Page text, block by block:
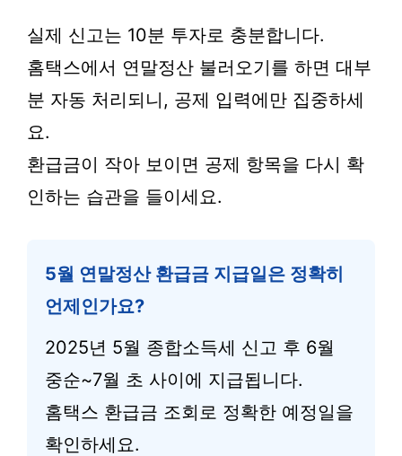
실제 신고는 10분 투자로 충분합니다.
홈택스에서 연말정산 불러오기를 하면 대부
분 자동 처리되니, 공제 입력에만 집중하세
요.
환급금이 작아 보이면 공제 항목을 다시 확
인하는 습관을 들이세요.
5월 연말정산 환급금 지급일은 정확히
언제인가요?
2025년 5월 종합소득세 신고 후 6월
중순~7월 초 사이에 지급됩니다.
홈택스 환급금 조회로 정확한 예정일을
확인하세요.